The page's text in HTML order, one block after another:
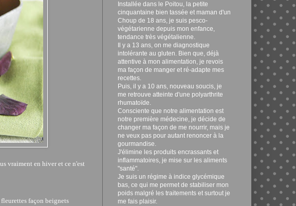
vraiment en hiver et ce n'est
façon beignets
Installée dans le Poitou, la petite
cinquantaine bien tassée et maman d'un
Choup de 18 ans, je suis pesco-
végétarienne depuis mon enfance,
tendance très végétalienne.
Il y a 13 ans, on me diagnostique
intolérante au gluten. Bien que, déjà
attentive à mon alimentation, je revois
ma façon de manger et ré-adapte mes
recettes.
Puis, il y a 10 ans, nouveau soucis, je
me retrouve atteinte d'une polyarthrite
rhumatoïde.
Consciente que notre alimentation est
notre première médecine, je décide de
changer ma façon de me nourrir, mais je
ne veux pas pour autant renoncer à la
gourmandise.
J'élimine les produits encrassants et
inflammatoires, je mise sur les aliments
"santé".
Je suis un régime à indice glycémique
bas, ce qui me permet de stabiliser mon
poids malgré les traitements et surtout je
me fais plaisir.